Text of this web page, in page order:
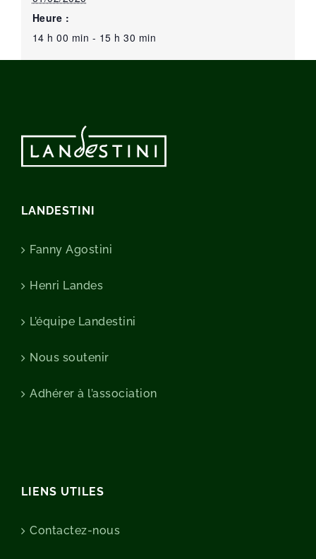
Heure :
14 h 00 min - 15 h 30 min
LANDESTINI
Fanny Agostini
Henri Landes
L’équipe Landestini
Nous soutenir
Adhérer à l’association
LIENS UTILES
Contactez-nous